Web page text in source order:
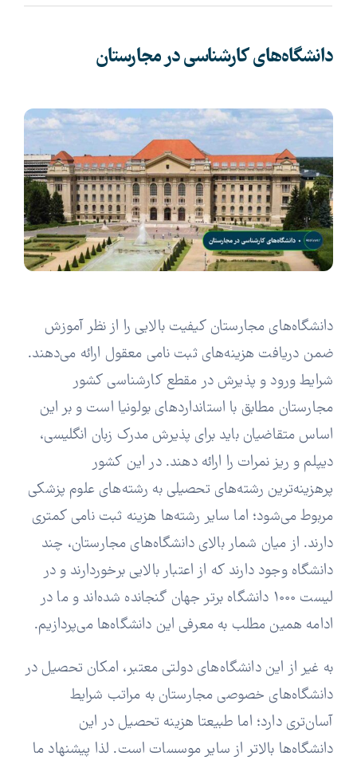
دانشگاه‌های کارشناسی در مجارستان
دانشگاه‌های مجارستان کیفیت بالایی را از نظر آموزش
ضمن دریافت هزینه‌های ثبت نامی معقول ارائه می‌دهند.
شرایط ورود و پذیرش در مقطع کارشناسی کشور
مجارستان مطابق با استانداردهای بولونیا است و بر این
اساس متقاضیان باید برای پذیرش مدرک زبان انگلیسی،
دیپلم و ریز نمرات را ارائه دهند. در این کشور
پرهزینه‌ترین رشته‌های تحصیلی به رشته‌های علوم پزشکی
مربوط می‌شود؛ اما سایر رشته‌ها هزینه ثبت نامی کمتری
دارند. از میان شمار بالای دانشگاه‌های مجارستان، چند
دانشگاه وجود دارند که از اعتبار بالایی برخوردارند و در
لیست 1000 دانشگاه برتر جهان گنجانده شده‌اند و ما در
ادامه همین مطلب به معرفی این دانشگاه‌ها می‌پردازیم.
به غیر از این دانشگاه‌های دولتی معتبر، امکان تحصیل در
دانشگاه‌های خصوصی مجارستان به مراتب شرایط
آسان‌تری دارد؛ اما طبیعتا هزینه تحصیل در این
دانشگاه‌ها بالاتر از سایر موسسات است. لذا پیشنهاد ما